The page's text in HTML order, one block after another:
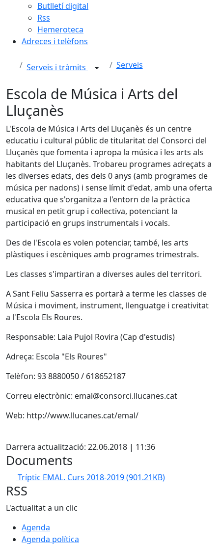
Butlletí digital
Rss
Hemeroteca
Adreces i telèfons
Serveis i tràmits Serveis
Escola de Música i Arts del
Lluçanès
L'Escola de Música i Arts del Lluçanès és un centre
educatiu i cultural públic de titularitat del Consorci del
Lluçanès que fomenta i apropa la música i les arts als
habitants del Lluçanès. Trobareu programes adreçats a
les diverses edats, des dels 0 anys (amb programes de
música per nadons) i sense límit d'edat, amb una oferta
educativa que s'organitza a l'entorn de la pràctica
musical en petit grup i col·lectiva, potenciant la
participació en grups instrumentals i vocals.
Des de l'Escola es volen potenciar, també, les arts
plàstiques i escèniques amb programes trimestrals.
Les classes s'impartiran a diverses aules del territori.
A Sant Feliu Sasserra es portarà a terme les classes de
Música i moviment, instrument, llenguatge i creativitat
a l'Escola Els Roures.
Responsable: Laia Pujol Rovira (Cap d'estudis)
Adreça: Escola "Els Roures"
Telèfon: 93 8880050 / 618652187
Correu electrònic: emal@consorci.llucanes.cat
Web: http://www.llucanes.cat/emal/
Darrera actualització: 22.06.2018 | 11:36
Documents
Tríptic EMAL. Curs 2018-2019(901.21KB)
RSS
L'actualitat a un clic
Agenda
Agenda política